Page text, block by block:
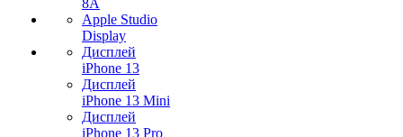
8A
Apple Studio
Display
Дисплей
iPhone 13
Дисплей
iPhone 13 Mini
Дисплей
iPhone 13 Pro